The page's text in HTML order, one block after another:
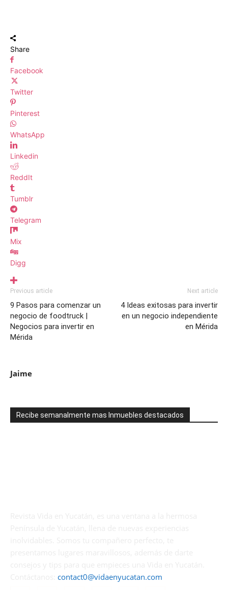
Share
Facebook
Twitter
Pinterest
WhatsApp
Linkedin
ReddIt
Tumblr
Telegram
Mix
Digg
Previous article
9 Pasos para comenzar un
negocio de foodtruck |
Negocios para invertir en
Mérida
Next article
4 Ideas exitosas para invertir
en un negocio independiente
en Mérida
Jaime
Recibe semanalmente mas Inmuebles destacados
contact0@vidaenyucatan.com